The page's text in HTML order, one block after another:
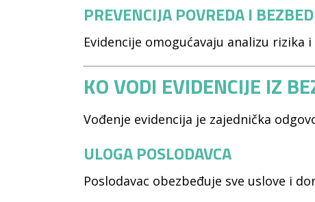
PREVENCIJA POVREDA I
Evidencije omogućavaju analizu rizika
KO VODI EVIDENCIJE IZ
Vođenje evidencija je zajednička
ULOGA POSLODAVCA
Poslodavac obezbeđuje sve uslove i